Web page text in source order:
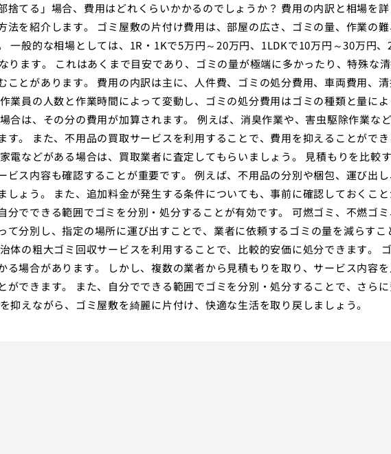
捨てる」場合、費用はどれくらいかかるのでしょうか？ 費用の内訳と相場を詳
法を紹介します。 ゴミ屋敷の片付け費用は、部屋の広さ、ゴミの量、作業の
一般的な相場としては、1R・1Kで5万円～20万円、1LDKで10万円～30万円、
ります。 これはあくまで目安であり、ゴミの量が極端に多かったり、特殊な
ことがあります。 費用の内訳は主に、人件費、ゴミの処分費用、車両費用、
業員の人数と作業時間によって変動し、ゴミの処分費用はゴミの種類と量に
合は、その分の費用が加算されます。 例えば、消臭作業や、害虫駆除作業な
す。 また、不用品の買取サービスを利用することで、費用を抑えることができ
電などがある場合は、買取業者に査定してもらいましょう。 見積もりを比較す
ビス内容も確認することが重要です。 例えば、不用品の分別や梱包、運び出
しょう。 また、追加料金が発生する条件についても、事前に確認しておくこと
分でできる範囲でゴミを分別・処分することが有効です。 可燃ゴミ、不燃ゴ
て分別し、指定の場所に運び出すことで、業者に依頼するゴミの量を減らすこ
体の粗大ゴミ回収サービスを利用することで、比較的安価に処分できます。
る場合があります。 しかし、複数の業者から見積もりを取り、サービス内容
ができます。 また、自分でできる範囲でゴミを分別・処分することで、さら
抑えながら、ゴミ屋敷を綺麗に片付け、快適な生活を取り戻しましょう。